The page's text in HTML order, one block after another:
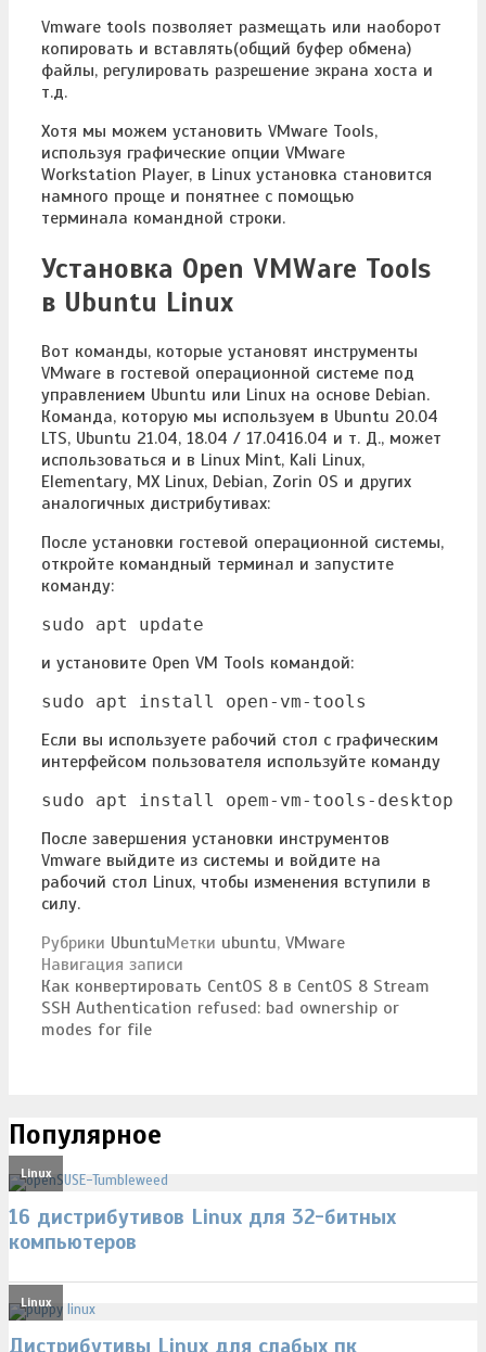
Vmware tools позволяет размещать или наоборот
копировать и вставлять(общий буфер обмена)
файлы, регулировать разрешение экрана хоста и
т.д.
Хотя мы можем установить VMware Tools,
используя графические опции VMware
Workstation Player, в Linux установка становится
намного проще и понятнее с помощью
терминала командной строки.
Установка Open VMWare Tools
в Ubuntu Linux
Вот команды, которые установят инструменты
VMware в гостевой операционной системе под
управлением Ubuntu или Linux на основе Debian.
Команда, которую мы используем в Ubuntu 20.04
LTS, Ubuntu 21.04, 18.04 / 17.0416.04 и т. Д., может
использоваться и в Linux Mint, Kali Linux,
Elementary, MX Linux, Debian, Zorin OS и других
аналогичных дистрибутивах:
После установки гостевой операционной системы,
откройте командный терминал и запустите
команду:
sudo apt update
и установите Open VM Tools командой:
sudo apt install open-vm-tools
Если вы используете рабочий стол с графическим
интерфейсом пользователя используйте команду
sudo apt install opem-vm-tools-desktop
После завершения установки инструментов
Vmware выйдите из системы и войдите на
рабочий стол Linux, чтобы изменения вступили в
силу.
Рубрики UbuntuМетки ubuntu, VMware
Навигация записи
Как конвертировать CentOS 8 в CentOS 8 Stream
SSH Authentication refused: bad ownership or
modes for file
Популярное
Linux
16 дистрибутивов Linux для 32-битных
компьютеров
Linux
Дистрибутивы Linux для слабых пк